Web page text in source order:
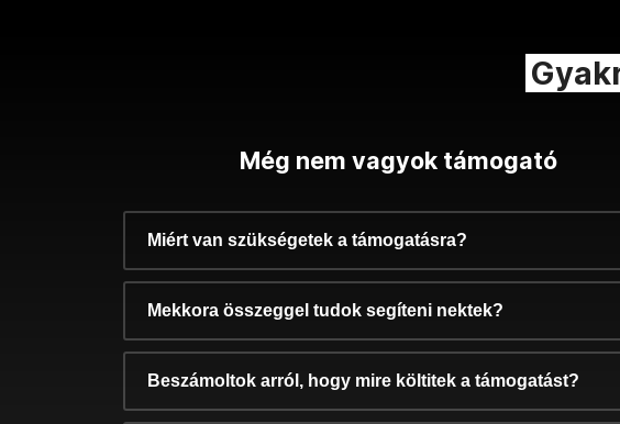
Még nem vagyok támogató
Miért van szükségetek a támogatásra?
Mekkora összeggel tudok segíteni nektek?
Beszámoltok arról, hogy mire költitek a támogatást?